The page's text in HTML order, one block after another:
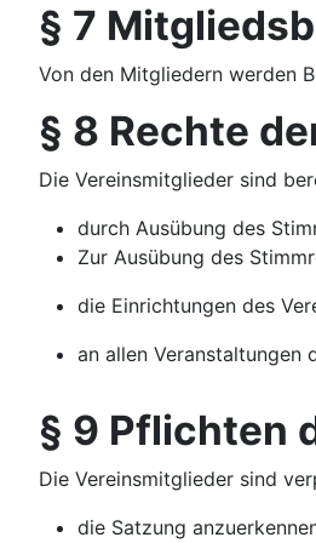
§ 7
Von den Mitgliedern werden
§ 8 Rechte
Die Vereinsmitglieder sind
durch Ausübung des
Zur Ausübung des
die Einrichtungen des
an allen Veranstaltungen
§ 9 Pflichten
Die Vereinsmitglieder sind
die Satzung